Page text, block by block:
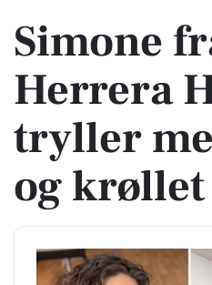
Simone
Herrera
tryller
og